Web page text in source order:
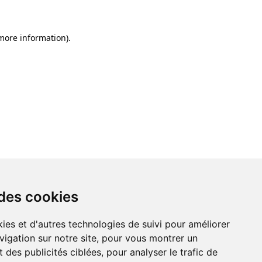
cookies
et d'autres technologies de suivi pour améliorer
sur notre site, pour vous montrer un
des publicités ciblées, pour analyser le trafic de
information).